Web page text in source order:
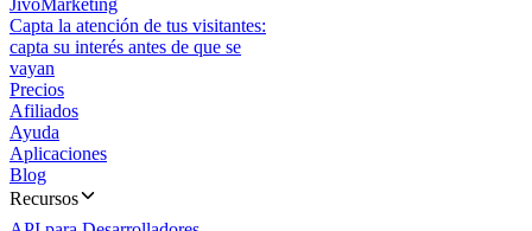
JivoMarketing
Capta la atención de tus visitantes:
capta su interés antes de que se
vayan
Precios
Afiliados
Ayuda
Aplicaciones
Blog
Recursos